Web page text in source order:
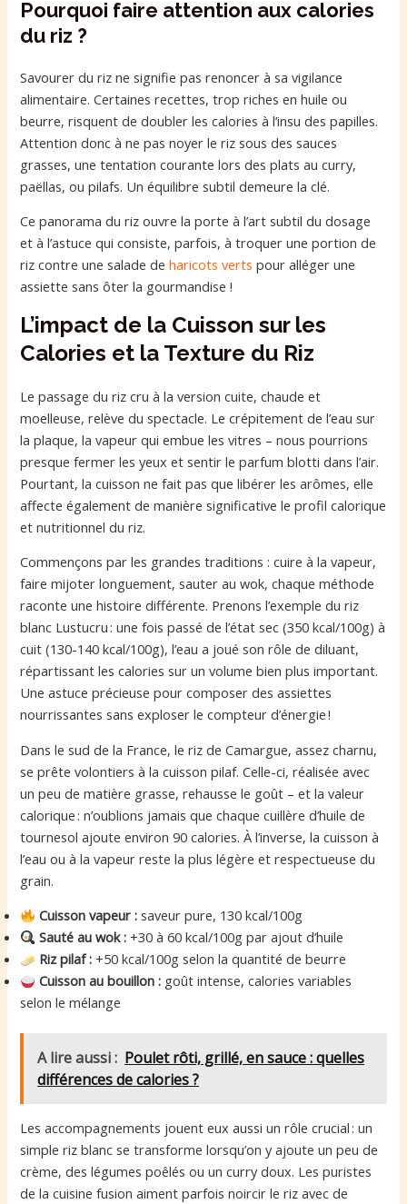
Pourquoi faire attention aux calories
du riz ?
Savourer du riz ne signifie pas renoncer à sa vigilance
alimentaire. Certaines recettes, trop riches en huile ou
beurre, risquent de doubler les calories à l’insu des papilles.
Attention donc à ne pas noyer le riz sous des sauces
grasses, une tentation courante lors des plats au curry,
paëllas, ou pilafs. Un équilibre subtil demeure la clé.
Ce panorama du riz ouvre la porte à l’art subtil du dosage
et à l’astuce qui consiste, parfois, à troquer une portion de
riz contre une salade deharicots verts pour alléger une
assiette sans ôter la gourmandise !
L’impact de la Cuisson sur les
Calories et la Texture du Riz
Le passage du riz cru à la version cuite, chaude et
moelleuse, relève du spectacle. Le crépitement de l’eau sur
la plaque, la vapeur qui embue les vitres – nous pourrions
presque fermer les yeux et sentir le parfum blotti dans l’air.
Pourtant, la cuisson ne fait pas que libérer les arômes, elle
affecte également de manière significative le profil calorique
et nutritionnel du riz.
Commençons par les grandes traditions : cuire à la vapeur,
faire mijoter longuement, sauter au wok, chaque méthode
raconte une histoire différente. Prenons l’exemple du riz
blanc Lustucru : une fois passé de l’état sec (350 kcal/100g) à
cuit (130-140 kcal/100g), l’eau a joué son rôle de diluant,
répartissant les calories sur un volume bien plus important.
Une astuce précieuse pour composer des assiettes
nourrissantes sans exploser le compteur d’énergie !
Dans le sud de la France, le riz de Camargue, assez charnu,
se prête volontiers à la cuisson pilaf. Celle-ci, réalisée avec
un peu de matière grasse, rehausse le goût – et la valeur
calorique : n’oublions jamais que chaque cuillère d’huile de
tournesol ajoute environ 90 calories. À l’inverse, la cuisson à
l’eau ou à la vapeur reste la plus légère et respectueuse du
grain.
Cuisson vapeur : saveur pure, 130 kcal/100g
Sauté au wok : +30 à 60 kcal/100g par ajout d’huile
Riz pilaf : +50 kcal/100g selon la quantité de beurre
Cuisson au bouillon : goût intense, calories variables
selon le mélange
A lire aussi : Poulet rôti, grillé, en sauce : quelles
différences de calories ?
Les accompagnements jouent eux aussi un rôle crucial : un
simple riz blanc se transforme lorsqu’on y ajoute un peu de
crème, des légumes poêlés ou un curry doux. Les puristes
de la cuisine fusion aiment parfois noircir le riz avec de